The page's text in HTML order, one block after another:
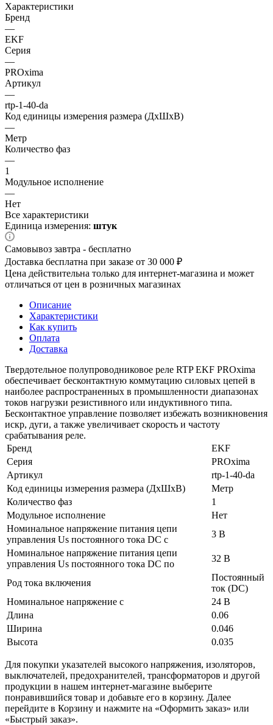
Характеристики
Бренд
—
EKF
Серия
—
PROxima
Артикул
—
rtp-1-40-da
Код единицы измерения размера (ДхШхВ)
—
Метр
Количество фаз
—
1
Модульное исполнение
—
Нет
Все характеристики
Единица измерения: штук
Самовывоз завтра - бесплатно
Доставка бесплатна при заказе от 30 000 ₽
Цена действительна только для интернет-магазина и может
отличаться от цен в розничных магазинах
Описание
Характеристики
Как купить
Оплата
Доставка
Твердотельное полупроводниковое реле RTP EKF PROxima
обеспечивает бесконтактную коммутацию силовых цепей в
наиболее распространенных в промышленности диапазонах
токов нагрузки резистивного или индуктивного типа.
Бесконтактное управление позволяет избежать возникновения
искр, дуги, а также увеличивает скорость и частоту
срабатывания реле.
Бренд
EKF
Серия
PROxima
Артикул
rtp-1-40-da
Код единицы измерения размера (ДхШхВ)
Метр
Количество фаз
1
Модульное исполнение
Нет
Номинальное напряжение питания цепи
управления Us постоянного тока DC с
3 В
Номинальное напряжение питания цепи
управления Us постоянного тока DC по
32 В
Род тока включения
Постоянный
ток (DC)
Номинальное напряжение с
24 В
Длина
0.06
Ширина
0.046
Высота
0.035
Для покупки указателей высокого напряжения, изоляторов,
выключателей, предохранителей, трансформаторов и другой
продукции в нашем интернет-магазине выберите
понравившийся товар и добавьте его в корзину. Далее
перейдите в Корзину и нажмите на «Оформить заказ» или
«Быстрый заказ».